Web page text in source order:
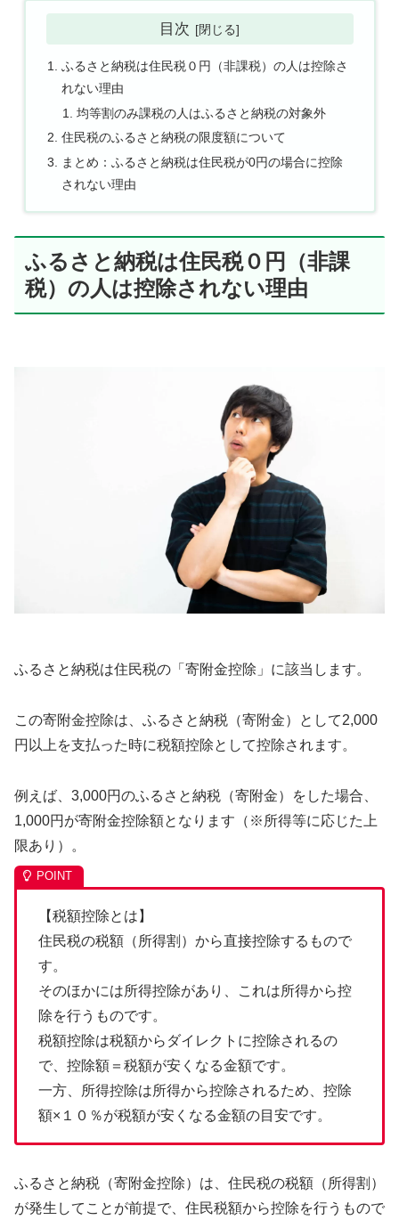
目次
ふるさと納税は住民税０円（非課税）の人は控除さ
れない理由
均等割のみ課税の人はふるさと納税の対象外
住民税のふるさと納税の限度額について
まとめ：ふるさと納税は住民税が0円の場合に控除
されない理由
ふるさと納税は住民税０円（非課
税）の人は控除されない理由
ふるさと納税は住民税の「寄附金控除」に該当します。
この寄附金控除は、ふるさと納税（寄附金）として2,000
円以上を支払った時に税額控除として控除されます。
例えば、3,000円のふるさと納税（寄附金）をした場合、
1,000円が寄附金控除額となります（※所得等に応じた上
限あり）。
【税額控除とは】
住民税の税額（所得割）から直接控除するもので
す。
そのほかには所得控除があり、これは所得から控
除を行うものです。
税額控除は税額からダイレクトに控除されるの
で、控除額＝税額が安くなる金額です。
一方、所得控除は所得から控除されるため、控除
額×１０％が税額が安くなる金額の目安です。
ふるさと納税（寄附金控除）は、住民税の税額（所得割）
が発生してことが前提で、住民税額から控除を行うもので